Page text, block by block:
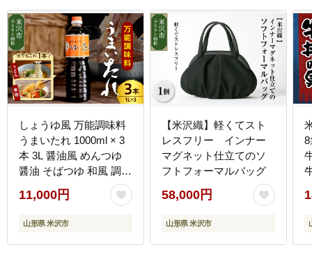
しょうゆ風 万能調味料
うまいたれ 1000ml × 3
本 3L 醤油風 めんつゆ
醤油 そばつゆ 和風 調味
料 和食 煮物 芋煮 タレ
塩分控えめ レビュー高
評価 常温保存 山形県 米
11,000円
山形県 米沢市
【米沢織】軽くてスト
レスフリー インナー
マグネット仕立てのソ
フトフォーマルバッグ
58,000円
山形県 米沢市